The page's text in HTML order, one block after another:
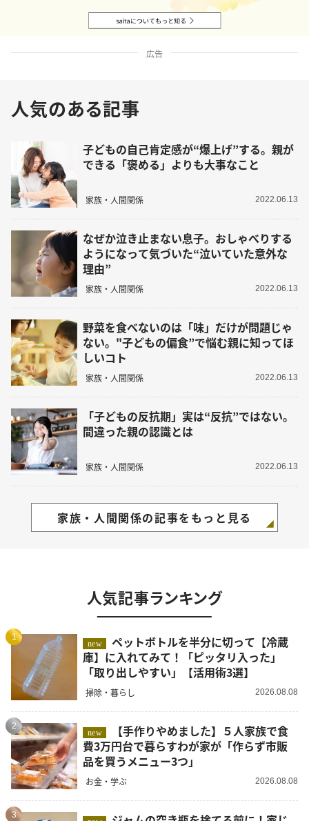
広告
人気のある記事
子どもの自己肯定感が“爆上げ”する。親が
できる「褒める」よりも大事なこと
家族・人間関係 2022.06.13
なぜか泣き止まない息子。おしゃべりする
ようになって気づいた“泣いていた意外な
理由”
家族・人間関係 2022.06.13
野菜を食べないのは「味」だけが問題じゃ
ない。"子どもの偏食”で悩む親に知ってほ
しいコト
家族・人間関係 2022.06.13
「子どもの反抗期」実は“反抗”ではない。
間違った親の認識とは
家族・人間関係 2022.06.13
家族・人間関係の記事をもっと見る
人気記事ランキング
1
new
ペットボトルを半分に切って【冷蔵
庫】に入れてみて！「ピッタリ入った」
「取り出しやすい」【活用術3選】
掃除・暮らし 2026.08.08
2
new
費3万円台で暮らすわが家が「作らず市販
品を買うメニュー3つ」
お金・学ぶ 2026.08.08
3